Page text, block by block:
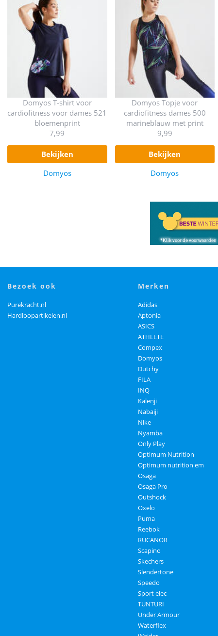
Domyos T-shirt voor
cardiofitness voor dames 521
bloemenprint
7,99
bekijken
Domyos
Domyos Topje voor
cardiofitness dames 500
marineblauw met print
9,99
bekijken
Domyos
bezoek ook
Purekracht.nl
Hardloopartikelen.nl
merken
Adidas
Aptonia
ASICS
ATHLETE
Compex
Domyos
Dutchy
FILA
INQ
Kalenji
Nabaiji
Nike
Nyamba
Only Play
Optimum Nutrition
Optimum nutrition em
Osaga
Osaga Pro
Outshock
Oxelo
Puma
Reebok
RUCANOR
Scapino
Skechers
Slendertone
Speedo
Sport elec
TUNTURI
Under Armour
Waterflex